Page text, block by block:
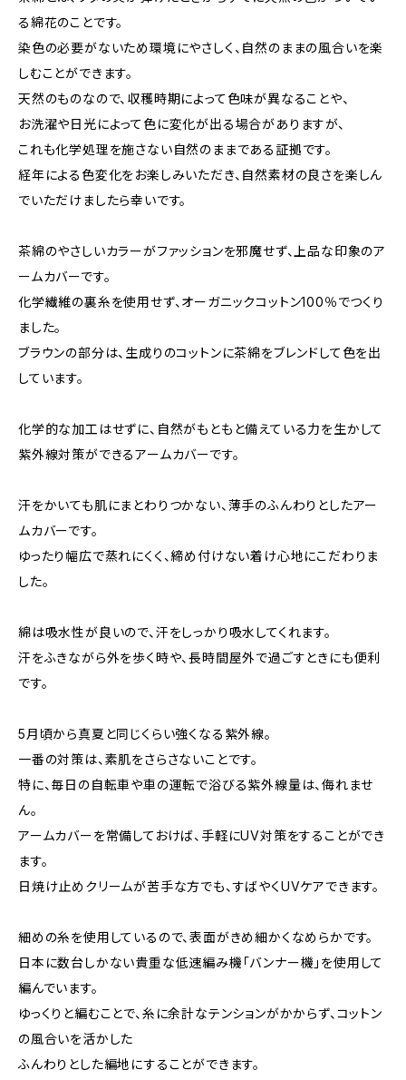
る綿花のことです。
染色の必要がないため環境にやさしく、自然のままの風合いを楽
しむことができます。
天然のものなので、収穫時期によって色味が異なることや、
お洗濯や日光によって色に変化が出る場合がありますが、
これも化学処理を施さない自然のままである証拠です。
経年による色変化をお楽しみいただき、自然素材の良さを楽しん
でいただけましたら幸いです。
茶綿のやさしいカラーがファッションを邪魔せず、上品な印象のア
ームカバーです。
化学繊維の裏糸を使用せず、オーガニックコットン100％でつくり
ました。
ブラウンの部分は、生成りのコットンに茶綿をブレンドして色を出
しています。
化学的な加工はせずに、自然がもともと備えている力を生かして
紫外線対策ができるアームカバーです。
汗をかいても肌にまとわりつかない、薄手のふんわりとしたアー
ムカバーです。
ゆったり幅広で蒸れにくく、締め付けない着け心地にこだわりま
した。
綿は吸水性が良いので、汗をしっかり吸水してくれます。
汗をふきながら外を歩く時や、長時間屋外で過ごすときにも便利
です。
5月頃から真夏と同じくらい強くなる紫外線。
一番の対策は、素肌をさらさないことです。
特に、毎日の自転車や車の運転で浴びる紫外線量は、侮れませ
ん。
アームカバーを常備しておけば、手軽にUV対策をすることができ
ます。
日焼け止めクリームが苦手な方でも、すばやくUVケアできます。
細めの糸を使用しているので、表面がきめ細かくなめらかです。
日本に数台しかない貴重な低速編み機「バンナー機」を使用して
編んでいます。
ゆっくりと編むことで、糸に余計なテンションがかからず、コットン
の風合いを活かした
ふんわりとした編地にすることができます。